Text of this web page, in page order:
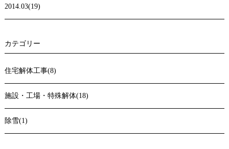
2014.03(19)
カテゴリー
住宅解体工事(8)
施設・工場・特殊解体(18)
除雪(1)